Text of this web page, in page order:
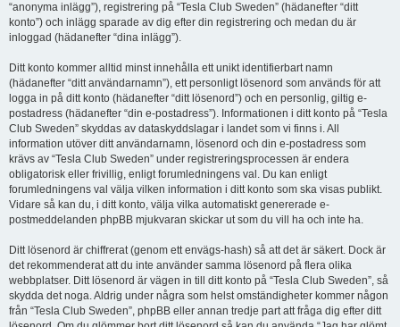
“anonyma inlägg”), registrering på “Tesla Club Sweden” (hädanefter “ditt
konto”) och inlägg sparade av dig efter din registrering och medan du är
inloggad (hädanefter “dina inlägg”).
Ditt konto kommer alltid minst innehålla ett unikt identifierbart namn
(hädanefter “ditt användarnamn”), ett personligt lösenord som används för att
logga in på ditt konto (hädanefter “ditt lösenord”) och en personlig, giltig e-
postadress (hädanefter “din e-postadress”). Informationen i ditt konto på “Tesla
Club Sweden” skyddas av dataskyddslagar i landet som vi finns i. All
information utöver ditt användarnamn, lösenord och din e-postadress som
krävs av “Tesla Club Sweden” under registreringsprocessen är endera
obligatorisk eller frivillig, enligt forumledningens val. Du kan enligt
forumledningens val välja vilken information i ditt konto som ska visas publikt.
Vidare så kan du, i ditt konto, välja vilka automatiskt genererade e-
postmeddelanden phpBB mjukvaran skickar ut som du vill ha och inte ha.
Ditt lösenord är chiffrerat (genom ett envägs-hash) så att det är säkert. Dock är
det rekommenderat att du inte använder samma lösenord på flera olika
webbplatser. Ditt lösenord är vägen in till ditt konto på “Tesla Club Sweden”, så
skydda det noga. Aldrig under några som helst omständigheter kommer någon
från “Tesla Club Sweden”, phpBB eller annan tredje part att fråga dig efter ditt